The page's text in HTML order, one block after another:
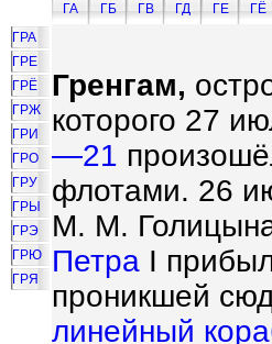
ГА
ГБ ГВ ГД ГЕ ГЁ
ГРА
ГРЕ
ГРЁ
ГРЖ
ГРИ
ГРО
ГРУ
ГРЫ
ГРЭ
ГРЮ
ГРЯ
Гренгам,
которого 27
—21
флотами. 26
М. М.
Петра I
проникшей
линейный